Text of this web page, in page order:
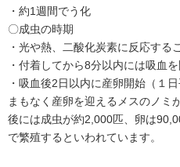
・約1週間でう化
〇成虫の時期
・光や熱、二酸化炭素に反応する
・付着してから8分以内には吸血
・吸血後2日以内に産卵開始（１日
まもなく産卵を迎えるメスのノミ
後には成虫が約2,000匹、卵は
で繁殖するといわれています。